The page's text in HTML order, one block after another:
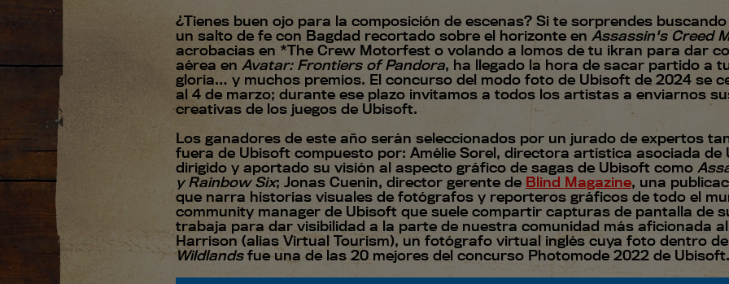
¿Tienes buen ojo para la composición de escenas? Si te sorprendes
un salto de fe con Bagdad recortado sobre el horizonte en Assassin's Creed
acrobacias en *The Crew Motorfest o volando a lomos de tu ikran para dar
aérea en Avatar: Frontiers of Pandora, ha llegado la hora de sacar partido a
gloria… y muchos premios. El concurso del modo foto de Ubisoft de 2024 se
al 4 de marzo; durante ese plazo invitamos a todos los artistas a enviarnos
creativas de los juegos de Ubisoft.
Los ganadores de este año serán seleccionados por un jurado de expertos
fuera de Ubisoft compuesto por: Amélie Sorel, directora artística asociada de
dirigido y aportado su visión al aspecto gráfico de sagas de Ubisoft como
y Rainbow Six; Jonas Cuenin, director gerente de Blind Magazine, una
que narra historias visuales de fotógrafos y reporteros gráficos de todo el
community manager de Ubisoft que suele compartir capturas de pantalla de
trabaja para dar visibilidad a la parte de nuestra comunidad más aficionada
Harrison (alias Virtual Tourism), un fotógrafo virtual inglés cuya foto dentro
Wildlandsfue una de las 20 mejores del concurso Photomode 2022 de Ubisoft.